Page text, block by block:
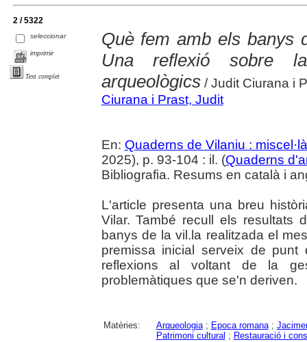
2 / 5322
seleccionar
imprimir
Text complet
Què fem amb els banys
Una reflexió sobre
arqueològics/ Judit Ciurana i
Ciurana i Prast, Judit
En: Quaderns de Vilaniu :
2025), p. 93-104 : il. (Quaderns
Bibliografia. Resums en català i
L'article presenta una breu
Vilar. També recull els resultats
banys de la vil.la realitzada el
premissa inicial serveix de
reflexions al voltant de la
problemàtiques que se'n deriven.
Matèries: Arqueologia; Epoca romana;
Patrimoni cultural ; Restauració i